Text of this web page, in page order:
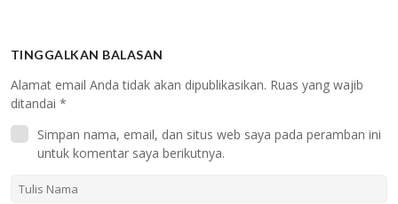
TINGGALKAN BALASAN
Alamat email Anda tidak akan dipublikasikan. Ruas yang wajib
ditandai *
Simpan nama, email, dan situs web saya pada peramban ini
untuk komentar saya berikutnya.